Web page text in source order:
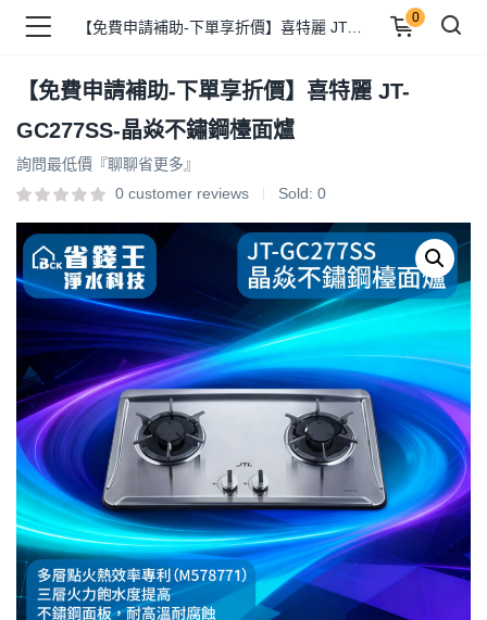
)
)
)
王 )
【免費申請補助-下單享折價】喜特麗 JT-GC277SS-晶焱不鏽鋼檯面爐
0
【免費申請補助-下單享折價】喜特麗 JT-
GC277SS-晶焱不鏽鋼檯面爐
詢問最低價『聊聊省更多』
0 customer reviews Sold: 0